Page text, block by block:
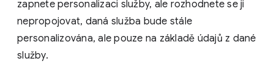
zapnete personalizaci služby, ale rozhodnete se ji
nepropojovat, daná služba bude stále
personalizována, ale pouze na základě údajů z dané
služby.